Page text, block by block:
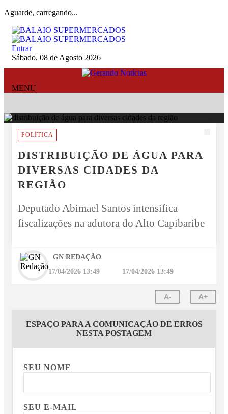
Aguarde, carregando...
Entrar
Sábado, 08 de Agosto 2026
MENU
POLÍTICA
DISTRIBUIÇÃO DE ÁGUA PARA
DIVERSAS CIDADES DA
REGIÃO
Deputado Abimael Santos intensifica
fiscalizações na adutora do Alto Capibaribe
GN REDAÇÃO
17/04/2026 13:49 17/04/2026 13:49
A- A+
ESPAÇO PARA A COMUNICAÇÃO DE ERROS
NESTA POSTAGEM
SEU NOME
SEU E-MAIL